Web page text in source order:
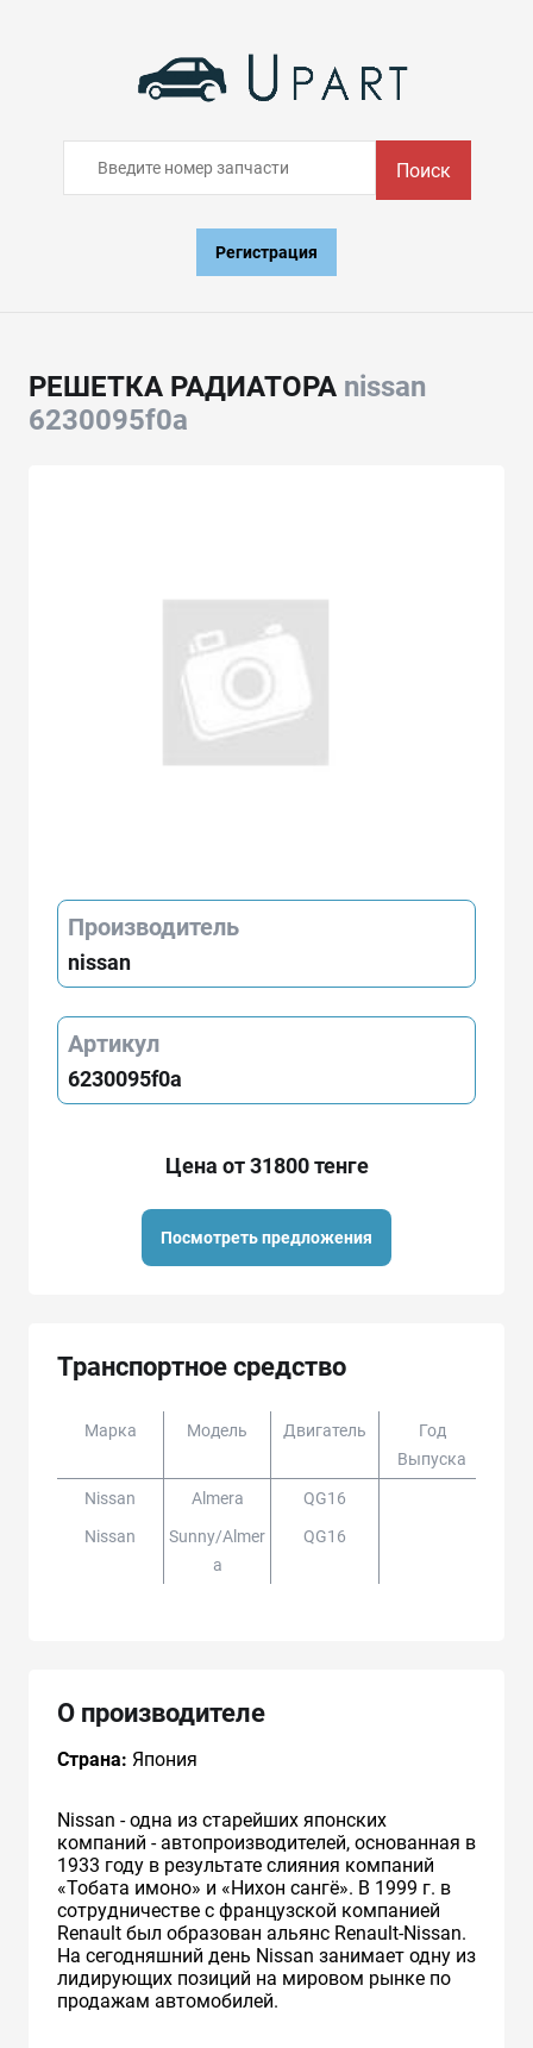
Поиск
Регистрация
РЕШЕТКА РАДИАТОРА nissan
6230095f0a
Производитель
nissan
Артикул
6230095f0a
Цена от 31800 тенге
Посмотреть предложения
Транспортное средство
Марка Модель Двигатель
Год
Выпуска
Nissan Almera
QG16
Nissan
Sunny/almer
A
QG16
О производителе
Страна: Япония
Nissan - одна из старейших японских
компаний - автопроизводителей, основанная в
1933 году в результате слияния компаний
«Тобата имоно» и «Нихон сангё». В 1999 г. в
сотрудничестве с французcкой компанией
Renault был образован альянс Renault-Nissan.
На сегодняшний день Nissan занимает одну из
лидирующих позиций на мировом рынке по
продажам автомобилей.